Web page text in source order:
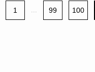
1 99 100